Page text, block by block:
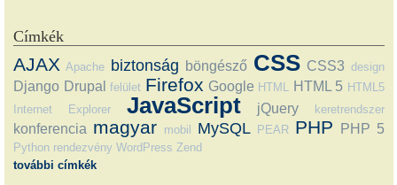
Címkék
AJAX Apache biztonság böngésző CSS CSS3 design
Django Drupal felület Firefox Google HTML HTML 5 HTML5
Internet Explorer
JavaScript jQuery keretrendszer
konferencia magyar mobil MySQL PEAR PHP PHP 5
Python rendezvény WordPress Zend
további címkék